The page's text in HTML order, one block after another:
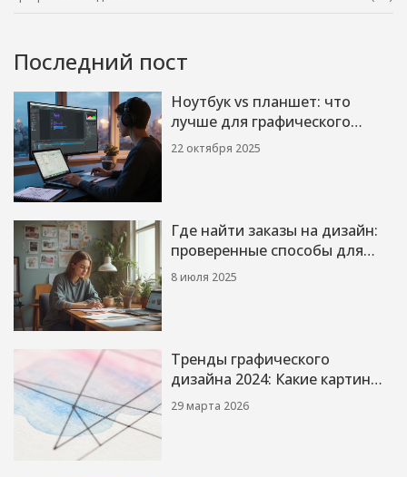
Последний пост
Ноутбук vs планшет: что
лучше для графического
дизайна?
22 октября 2025
Где найти заказы на дизайн:
проверенные способы для
дизайнеров
8 июля 2025
Тренды графического
дизайна 2024: Какие картины
и стили в моде
29 марта 2026